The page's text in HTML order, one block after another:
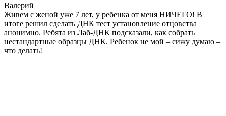
Валерий
Живем с женой уже 7 лет, у ребенка от меня НИЧЕГО! В
итоге решил сделать ДНК тест установление отцовства
анонимно. Ребята из Лаб-ДНК подсказали, как собрать
нестандартные образцы ДНК. Ребенок не мой – сижу думаю –
что делать!